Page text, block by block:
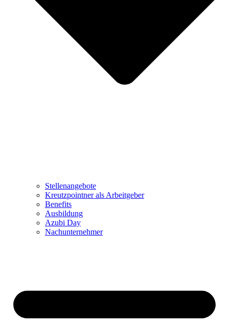
Stellenangebote
Kreutzpointner als Arbeitgeber
Benefits
Ausbildung
Azubi Day
Nachunternehmer